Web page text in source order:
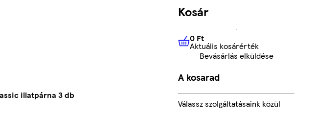
illatpárna 3 db
Kosár
0 FtAktuális kosárérték
0 Ft
Aktuális kosárérték
Bevásárlás elküldése
A kosarad
Válassz szolgáltatásaink közül